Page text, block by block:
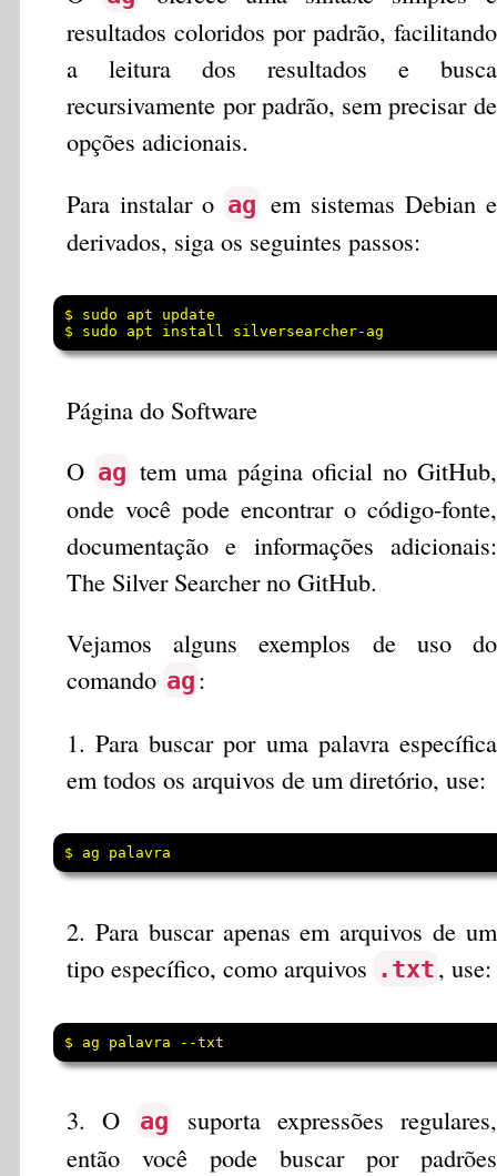
resultados coloridos por padrão, facilitando
a leitura dos resultados e busca
recursivamente por padrão, sem precisar de
opções adicionais.
Para instalar o ag em sistemas Debian e
derivados, siga os seguintes passos:
$ sudo apt update
Página do Software
O ag tem uma página oficial no GitHub,
onde você pode encontrar o código-fonte,
documentação e informações adicionais:
The Silver Searcher no GitHub.
Vejamos alguns exemplos de uso do
comando ag :
1. Para buscar por uma palavra específica
em todos os arquivos de um diretório, use:
$ ag palavra
2. Para buscar apenas em arquivos de um
tipo específico, como arquivos .txt, use:
$ ag palavra --txt
3. O ag
suporta expressões regulares,
então você pode buscar por padrões